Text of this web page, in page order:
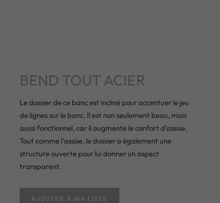
BEND TOUT ACIER
Le dossier de ce banc est incliné pour accentuer le jeu
de lignes sur le banc. Il est non seulement beau, mais
aussi fonctionnel, car il augmente le confort d’assise.
Tout comme l’assise, le dossier a également une
structure ouverte pour lui donner un aspect
transparent.
AJOUTER À MA LISTE